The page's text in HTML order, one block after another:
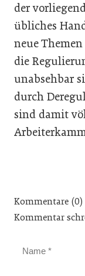
der
übliches
neue
die
unabsehbar
durch
sind damit
Kommentare (0)
Kommentar